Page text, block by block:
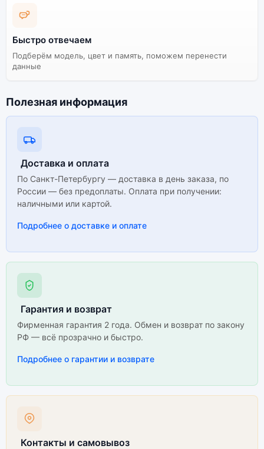
Быстро отвечаем
Подберём модель, цвет и память, поможем перенести
данные
Полезная информация
Доставка и оплата
По Санкт-Петербургу — доставка в день заказа, по
России — без предоплаты. Оплата при получении:
наличными или картой.
Подробнее о доставке и оплате
Гарантия и возврат
Фирменная гарантия 2 года. Обмен и возврат по закону
РФ — всё прозрачно и быстро.
Подробнее о гарантии и возврате
Контакты и самовывоз